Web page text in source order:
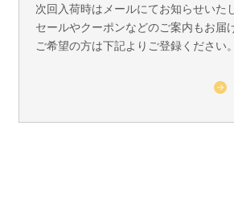
次回入荷時はメールにてお知らせいた
セールやクーポンなどのご案内もお届
ご希望の方は下記よりご登録ください。